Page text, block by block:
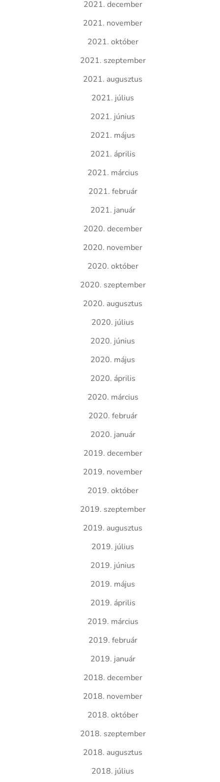
2021. december
2021. november
2021. október
2021. szeptember
2021. augusztus
2021. július
2021. június
2021. május
2021. április
2021. március
2021. február
2021. január
2020. december
2020. november
2020. október
2020. szeptember
2020. augusztus
2020. július
2020. június
2020. május
2020. április
2020. március
2020. február
2020. január
2019. december
2019. november
2019. október
2019. szeptember
2019. augusztus
2019. július
2019. június
2019. május
2019. április
2019. március
2019. február
2019. január
2018. december
2018. november
2018. október
2018. szeptember
2018. augusztus
2018. július